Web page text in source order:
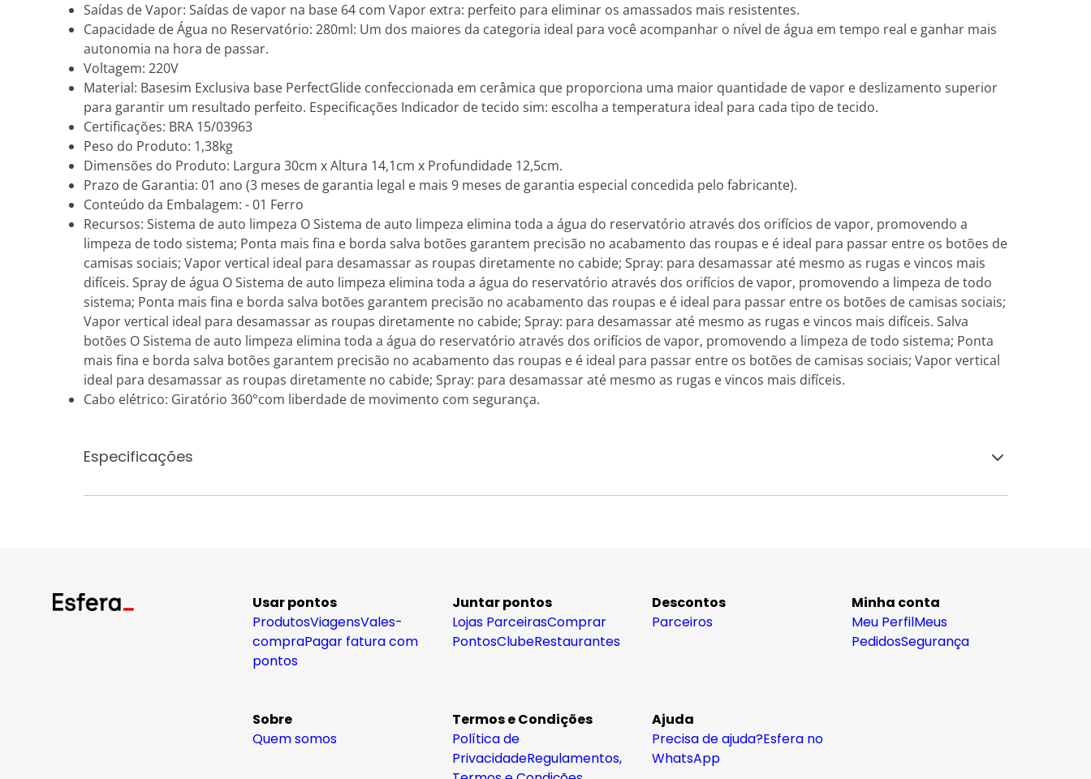
Saídas de Vapor: Saídas de vapor na base 64 com Vapor extra: perfeito para eliminar os amassados mais resistentes.
Capacidade de Água no Reservatório: 280ml: Um dos maiores da categoria ideal para você acompanhar o nível de água em tempo real e ganhar mais
autonomia na hora de passar.
Voltagem: 220V
Material: Basesim Exclusiva base PerfectGlide confeccionada em cerâmica que proporciona uma maior quantidade de vapor e deslizamento superior
para garantir um resultado perfeito. Especificações Indicador de tecido sim: escolha a temperatura ideal para cada tipo de tecido.
Certificações: BRA 15/03963
Peso do Produto: 1,38kg
Dimensões do Produto: Largura 30cm x Altura 14,1cm x Profundidade 12,5cm.
Prazo de Garantia: 01 ano (3 meses de garantia legal e mais 9 meses de garantia especial concedida pelo fabricante).
Conteúdo da Embalagem: - 01 Ferro
Recursos: Sistema de auto limpeza O Sistema de auto limpeza elimina toda a água do reservatório através dos orifícios de vapor, promovendo a
limpeza de todo sistema; Ponta mais fina e borda salva botões garantem precisão no acabamento das roupas e é ideal para passar entre os botões de
camisas sociais; Vapor vertical ideal para desamassar as roupas diretamente no cabide; Spray: para desamassar até mesmo as rugas e vincos mais
difíceis. Spray de água O Sistema de auto limpeza elimina toda a água do reservatório através dos orifícios de vapor, promovendo a limpeza de todo
sistema; Ponta mais fina e borda salva botões garantem precisão no acabamento das roupas e é ideal para passar entre os botões de camisas sociais;
Vapor vertical ideal para desamassar as roupas diretamente no cabide; Spray: para desamassar até mesmo as rugas e vincos mais difíceis. Salva
botões O Sistema de auto limpeza elimina toda a água do reservatório através dos orifícios de vapor, promovendo a limpeza de todo sistema; Ponta
mais fina e borda salva botões garantem precisão no acabamento das roupas e é ideal para passar entre os botões de camisas sociais; Vapor vertical
ideal para desamassar as roupas diretamente no cabide; Spray: para desamassar até mesmo as rugas e vincos mais difíceis.
Cabo elétrico: Giratório 360°com liberdade de movimento com segurança.
Especificações
Usar pontos
ProdutosViagensVales-
compraPagar fatura com
pontos
Juntar pontos
Lojas ParceirasComprar
PontosClubeRestaurantes
Descontos
Parceiros
Minha conta
Meu PerfilMeus
PedidosSegurança
Sobre
Quem somos
Termos e Condições
Política de
PrivacidadeRegulamentos,
Ajuda
Precisa de ajuda?Esfera no
WhatsApp